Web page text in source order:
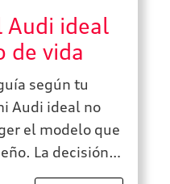
Audi ideal
de vida
según tu
Audi ideal no
el modelo que
La decisión
conduzco,